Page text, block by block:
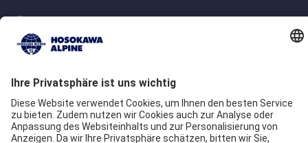
Unser Kundenversprechen
Nachhaltigkeit
Unsere Marken
Hosokawa Alpine